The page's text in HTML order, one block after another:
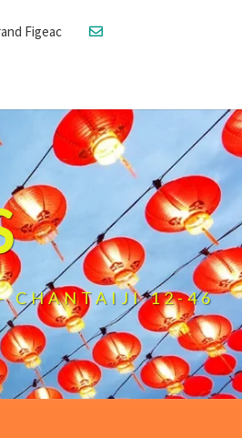
Figeac
CHANTAIJI 12-46